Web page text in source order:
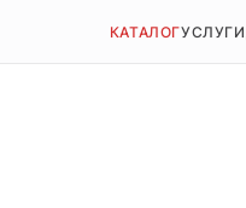
КАТАЛОГУСЛУГИ